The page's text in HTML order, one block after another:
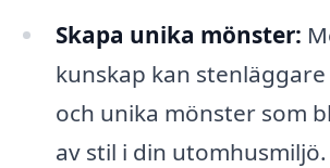
Skapa unika mönster:
kunskap kan
och unika mönster som
av stil i din